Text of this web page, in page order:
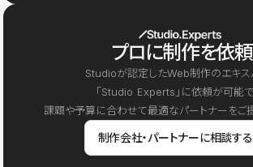
プロに制作を依頼
Studioが認定したWeb制作のエキス
「Studio Experts」に依頼が可能で
課題や予算に合わせて最適なパートナーをご提
制作会社・パートナーに相談する